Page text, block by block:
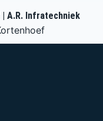
A.R. Infratechniek